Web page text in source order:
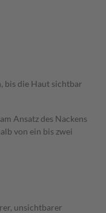
bis die Haut sichtbar
Ansatz des Nackens
von ein bis zwei
unsichtbarer